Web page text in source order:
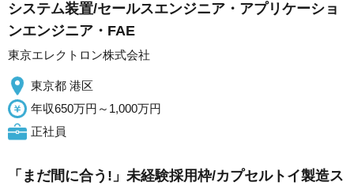
システム装置/セールスエンジニア・アプリケーショ
ンエンジニア・FAE
東京エレクトロン株式会社
東京都 港区
年収650万円～1,000万円
正社員
「まだ間に合う!」未経験採用枠/カプセルトイ製造ス